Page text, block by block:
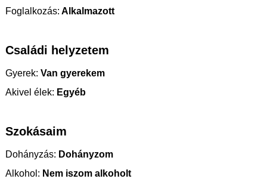
Foglalkozás: Alkalmazott
Családi helyzetem
Gyerek: Van gyerekem
Akivel élek: Egyéb
Szokásaim
Dohányzás: Dohányzom
Alkohol: Nem iszom alkoholt